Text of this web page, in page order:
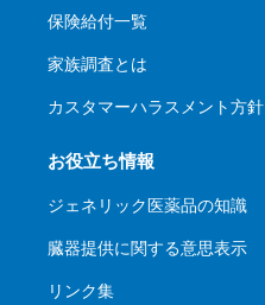
保険給付一覧
家族調査とは
カスタマーハラスメント方針
お役立ち情報
ジェネリック医薬品の知識
臓器提供に関する意思表示
リンク集